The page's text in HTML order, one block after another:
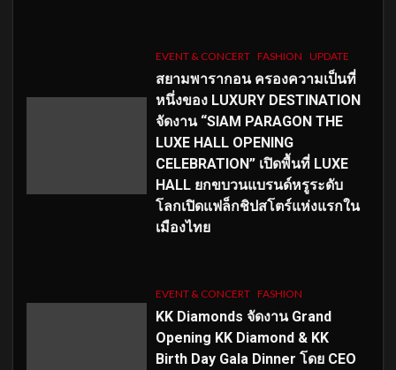
EVENT & CONCERT FASHION UPDATE
สยามพารากอน ครองความเป็นที่
หนึ่งของ LUXURY DESTINATION
จัดงาน “SIAM PARAGON THE
LUXE HALL OPENING
CELEBRATION” เปิดพื้นที่ LUXE
HALL ยกขบวนแบรนด์หรูระดับ
โลกเปิดแฟล็กชิปสโตร์แห่งแรกใน
เมืองไทย
EVENT & CONCERT FASHION
KK Diamonds จัดงาน Grand
Opening KK Diamond & KK
Birth Day Gala Dinner โดย CEO